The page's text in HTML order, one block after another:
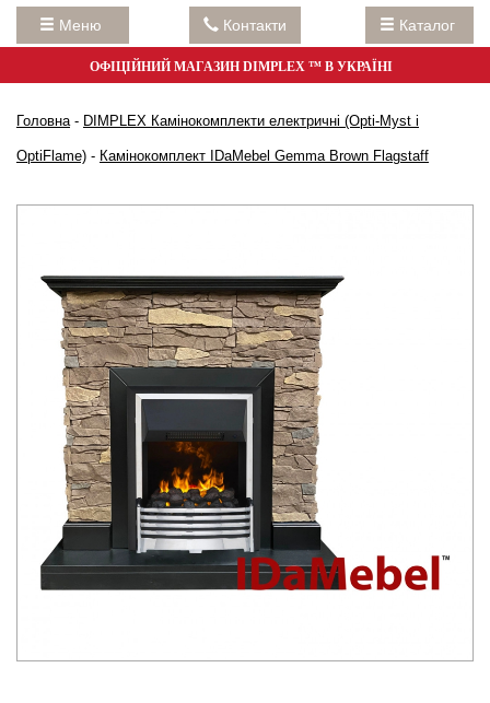
Меню Контакти Каталог
ОФІЦІЙНИЙ МАГАЗИН DIMPLEX ™ В УКРАЇНІ
Головна- DIMPLEX Камінокомплекти електричні (Opti-Myst і
OptiFlame) - Камінокомплект IDaMebel Gemma Brown Flagstaff